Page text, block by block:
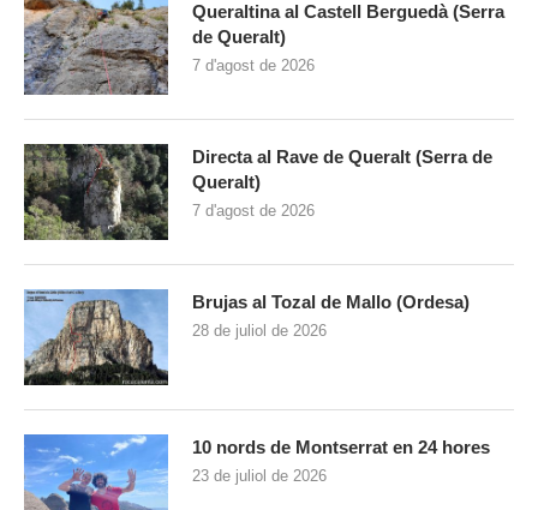
Queraltina al Castell Berguedà (Serra
de Queralt)
7 d'agost de 2026
Directa al Rave de Queralt (Serra de
Queralt)
7 d'agost de 2026
Brujas al Tozal de Mallo (Ordesa)
28 de juliol de 2026
10 nords de Montserrat en 24 hores
23 de juliol de 2026